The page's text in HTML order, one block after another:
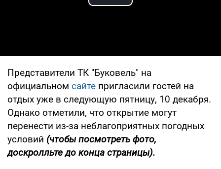
Play Video
Представители ТК "Буковель" на
официальном сайте пригласили гостей на
отдых уже в следующую пятницу, 10 декабря.
Однако отметили, что открытие могут
перенести из-за неблагоприятных погодных
условий (чтобы посмотреть фото,
доскролльте до конца страницы).